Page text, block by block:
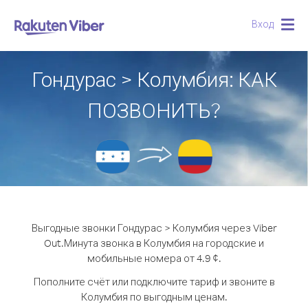
Вход
Гондурас > Колумбия: КАК
ПОЗВОНИТЬ?
Выгодные звонки Гондурас > Колумбия через Viber
Out.Минута звонка в Колумбия на городские и
мобильные номера от 4.9 ¢.
Пополните счёт или подключите тариф и звоните в
Колумбия по выгодным ценам.